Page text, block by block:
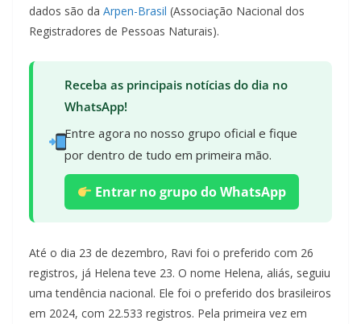
dados são da Arpen-Brasil (Associação Nacional dos
Registradores de Pessoas Naturais).
Receba as principais notícias do dia no
WhatsApp!
Entre agora no nosso grupo oficial e fique
por dentro de tudo em primeira mão.
Entrar no grupo do WhatsApp
Até o dia 23 de dezembro, Ravi foi o preferido com 26
registros, já Helena teve 23. O nome Helena, aliás, seguiu
uma tendência nacional. Ele foi o preferido dos brasileiros
em 2024, com 22.533 registros. Pela primeira vez em